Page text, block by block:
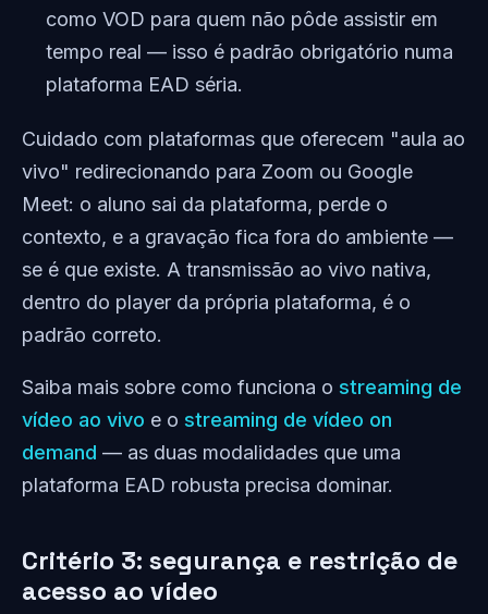
como VOD para quem não pôde assistir em
tempo real — isso é padrão obrigatório numa
plataforma EAD séria.
Cuidado com plataformas que oferecem "aula ao
vivo" redirecionando para Zoom ou Google
Meet: o aluno sai da plataforma, perde o
contexto, e a gravação fica fora do ambiente —
se é que existe. A transmissão ao vivo nativa,
dentro do player da própria plataforma, é o
padrão correto.
Saiba mais sobre como funciona o streaming de
vídeo ao vivo e o streaming de vídeo on
demand — as duas modalidades que uma
plataforma EAD robusta precisa dominar.
Critério 3: segurança e restrição de
acesso ao vídeo